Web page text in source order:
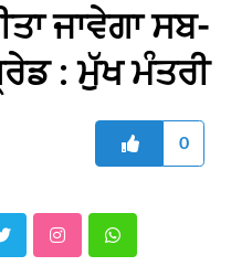
ਜਾਵੇਗਾ ਸਬ-
: ਮੁੱਖ ਮੰਤਰੀ
0